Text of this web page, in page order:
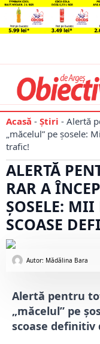
Acasă - Știri - Alertă
„măcelul” pe șosele:
trafic!
ALERTĂ
RAR A
ȘOSELE:
SCOASE
Autor: Mădălina Bara
Alertă pentru
„măcelul” pe
scoase definitiv